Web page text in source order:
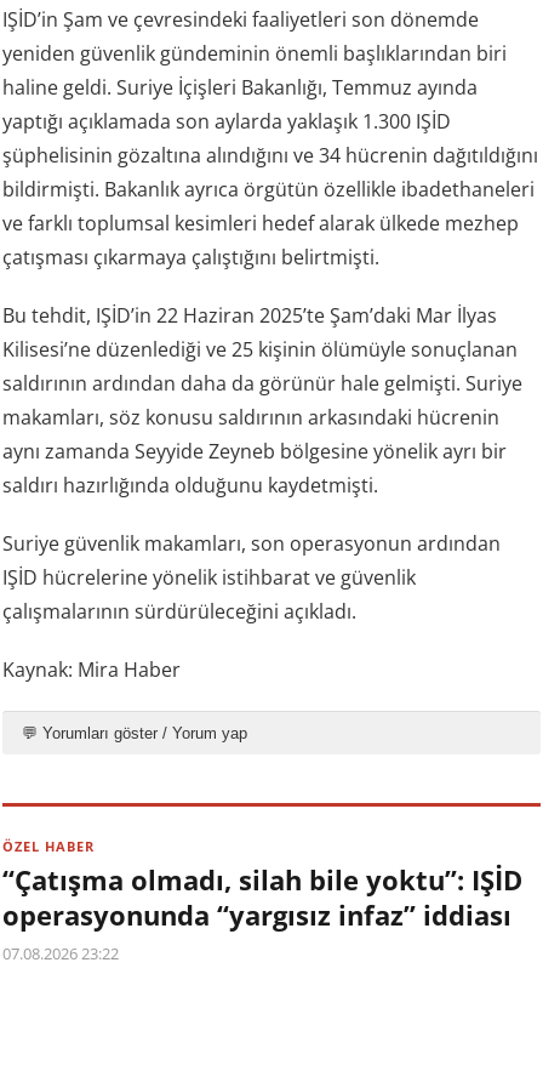
IŞİD’in Şam ve çevresindeki faaliyetleri son dönemde
yeniden güvenlik gündeminin önemli başlıklarından biri
haline geldi. Suriye İçişleri Bakanlığı, Temmuz ayında
yaptığı açıklamada son aylarda yaklaşık 1.300 IŞİD
şüphelisinin gözaltına alındığını ve 34 hücrenin dağıtıldığını
bildirmişti. Bakanlık ayrıca örgütün özellikle ibadethaneleri
ve farklı toplumsal kesimleri hedef alarak ülkede mezhep
çatışması çıkarmaya çalıştığını belirtmişti.
Bu tehdit, IŞİD’in 22 Haziran 2025’te Şam’daki Mar İlyas
Kilisesi’ne düzenlediği ve 25 kişinin ölümüyle sonuçlanan
saldırının ardından daha da görünür hale gelmişti. Suriye
makamları, söz konusu saldırının arkasındaki hücrenin
aynı zamanda Seyyide Zeyneb bölgesine yönelik ayrı bir
saldırı hazırlığında olduğunu kaydetmişti.
Suriye güvenlik makamları, son operasyonun ardından
IŞİD hücrelerine yönelik istihbarat ve güvenlik
çalışmalarının sürdürüleceğini açıkladı.
Kaynak: Mira Haber
💬 Yorumları göster / Yorum yap
ÖZEL HABER
“Çatışma olmadı, silah bile yoktu”: IŞİD
operasyonunda “yargısız infaz” iddiası
07.08.2026 23:22